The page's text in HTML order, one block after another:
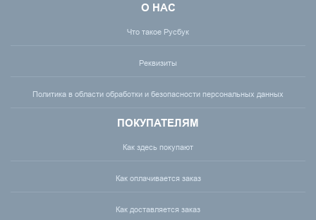
О НАС
Что такое Русбук
Реквизиты
Политика в области обработки и безопасности персональных данных
ПОКУПАТЕЛЯМ
Как здесь покупают
Как оплачивается заказ
Как доставляется заказ